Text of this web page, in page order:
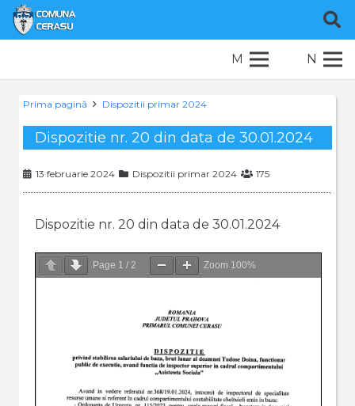
M N
Prima pagină Dispozitii primar 2024
Dispozitie nr. 20 din data de 30.01.2024
13 februarie 2024 Dispozitii primar 2024 175
Dispozitie nr. 20 din data de 30.01.2024
Page 1 / 2 Zoom 100%